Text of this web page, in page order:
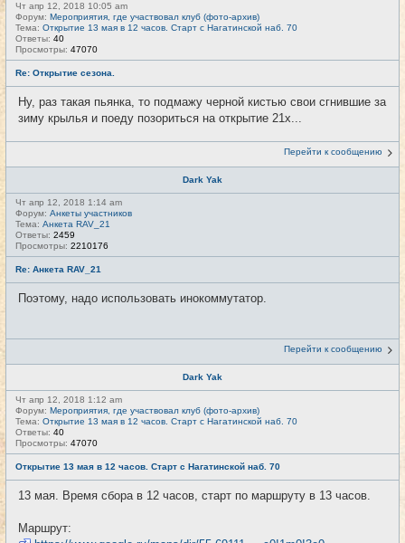
Чт апр 12, 2018 10:05 am
Форум: Мероприятия, где участвовал клуб (фото-архив)
Тема: Открытие 13 мая в 12 часов. Старт с Нагатинской наб. 70
Ответы: 40
Просмотры: 47070
Re: Открытие сезона.
Ну, раз такая пьянка, то подмажу черной кистью свои сгнившие за
зиму крылья и поеду позориться на открытие 21х...
Перейти к сообщению
Dark Yak
Чт апр 12, 2018 1:14 am
Форум: Анкеты участников
Тема: Анкета RAV_21
Ответы: 2459
Просмотры: 2210176
Re: Анкета RAV_21
Поэтому, надо использовать инокоммутатор.
Перейти к сообщению
Dark Yak
Чт апр 12, 2018 1:12 am
Форум: Мероприятия, где участвовал клуб (фото-архив)
Тема: Открытие 13 мая в 12 часов. Старт с Нагатинской наб. 70
Ответы: 40
Просмотры: 47070
Открытие 13 мая в 12 часов. Старт с Нагатинской наб. 70
13 мая. Время сбора в 12 часов, старт по маршруту в 13 часов.
Маршрут: